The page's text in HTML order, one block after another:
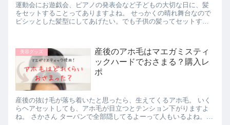
運動会にお遊戯会、ピアノの発表会など子どもの大切な日に、髪
をセットすることってありますよね。 せっかくの晴れ舞台なので
ピシッとした髪型にしてあげたい。でも子供の髪ってセットする
美容グッズ
産後のアホ毛はマエガミスティ
ックハードでおさまる？購入レ
ポ
産後の抜け毛が落ち着いたと思ったら、生えてくるアホ毛。 いく
らヘアセットしても、アホ毛が目立つとテンション下がりますよ
ね。 さかさん ターバンで全部隠してるよーって人もいるよね。で